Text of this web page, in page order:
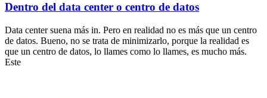
Dentro del data center o centro de datos
Data center suena más in. Pero en realidad no es más que un centro
de datos. Bueno, no se trata de minimizarlo, porque la realidad es
que un centro de datos, lo llames como lo llames, es mucho más.
Este